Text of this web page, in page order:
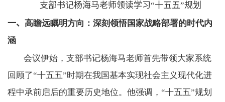
支部书记杨海马老师领读学习“十五五”规划
一、 高瞻远瞩明方向：深刻领悟国家战略部署的时代内
涵
会议伊始，支部书记杨海马老师首先带领大家系统
回顾了“十五五”时期在我国基本实现社会主义现代化进
程中承前启后的重要历史地位。他强调，“十五五”规划